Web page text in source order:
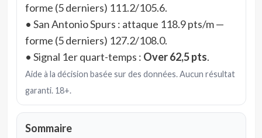
forme (5 derniers) 111.2/105.6.
• San Antonio Spurs : attaque 118.9 pts/m —
forme (5 derniers) 127.2/108.0.
• Signal 1er quart-temps : Over 62,5 pts.
Aide à la décision basée sur des données. Aucun résultat
garanti. 18+.
Sommaire